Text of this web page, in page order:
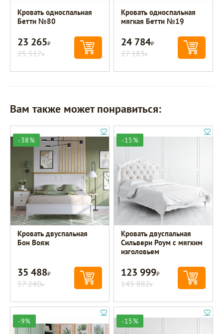
Кровать односпальная
Бетти №80
23 265Р
25 517Р
Кровать односпальная
мягкая Бетти №19
24 784Р
27 183Р
Вам также может понравиться:
-38%
Кровать двуспальная
Бон Вояж
35 488Р
57 240Р
-15%
Кровать двуспальная
Сильвери Роум с мягким
изголовьем
123 999Р
145 882Р
-9% -15%